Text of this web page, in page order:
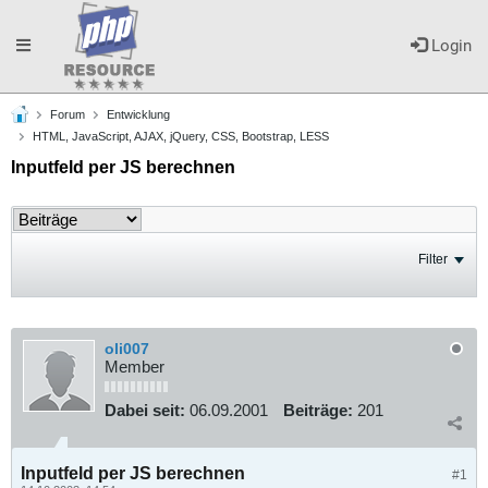
Login
Toggle
navigation
Forum
Entwicklung
HTML, JavaScript, AJAX, jQuery, CSS, Bootstrap, LESS
Inputfeld per JS berechnen
Filter
oli007
Member
Dabei seit: 06.09.2001 Beiträge: 201
#1
Inputfeld per JS berechnen